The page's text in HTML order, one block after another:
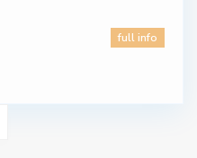
full info